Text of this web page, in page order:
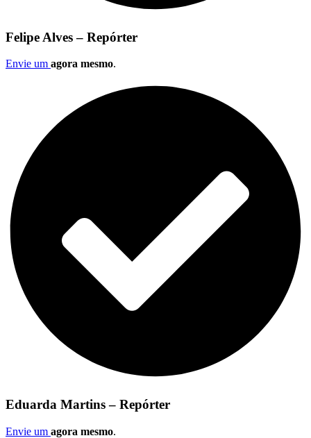
Felipe Alves – Repórter
Envie um agora mesmo.
Eduarda Martins – Repórter
Envie um agora mesmo.